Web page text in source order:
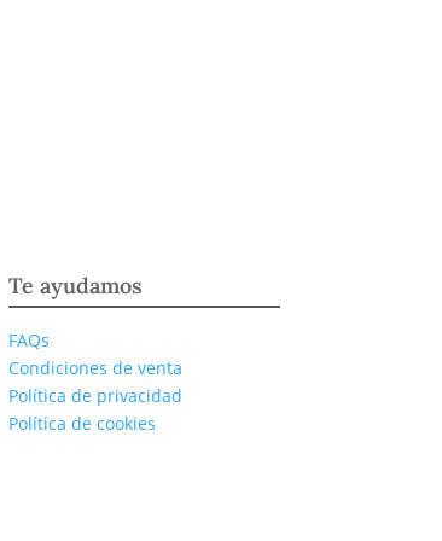
Te ayudamos
FAQs
Condiciones de venta
Política de privacidad
Política de cookies